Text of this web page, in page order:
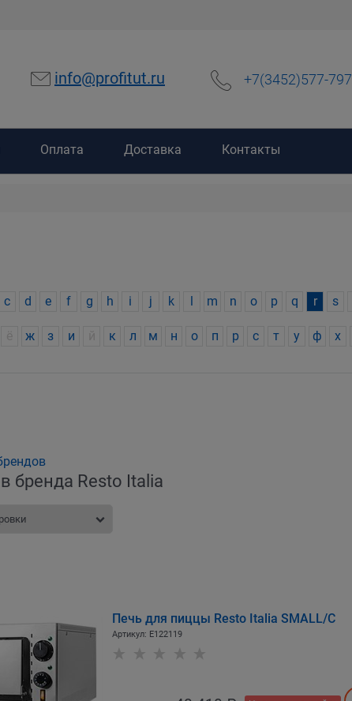
info@profitut.ru +7(3452)577-797
Оплата Доставка Контакты
c d e f g h i j k m n o p q r s
ж з и к л м н о п р с т у ф х
бренда Resto Italia
Печь для пиццы Resto Italia SMALL/C
Артикул: E122119